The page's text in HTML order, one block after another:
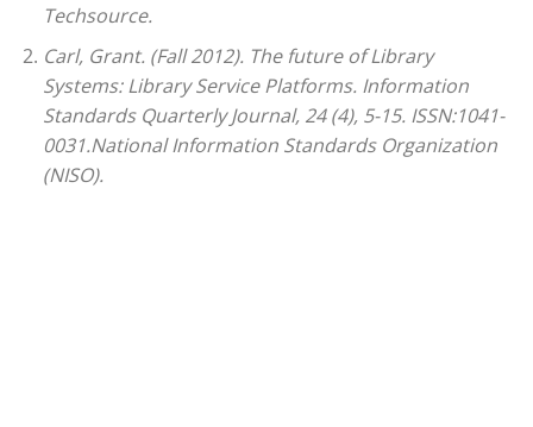
Techsource.
Carl, Grant. (Fall 2012). The future of Library
Systems: Library Service Platforms. Information
Standards Quarterly Journal, 24 (4), 5-15. ISSN:1041-
0031.National Information Standards Organization
(NISO).